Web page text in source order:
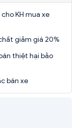
KH mua xe
giảm giá 20%
thiệt hại bảo
bán xe